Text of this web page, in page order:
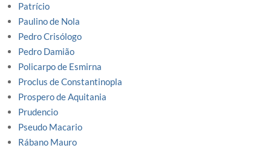
Patrício
Paulino de Nola
Pedro Crisólogo
Pedro Damião
Policarpo de Esmirna
Proclus de Constantinopla
Prospero de Aquitania
Prudencio
Pseudo Macario
Rábano Mauro